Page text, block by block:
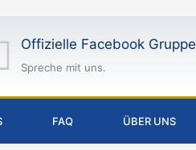
Offizielle Facebook Gruppe
Spreche mit uns.
FAQ ÜBER UNS